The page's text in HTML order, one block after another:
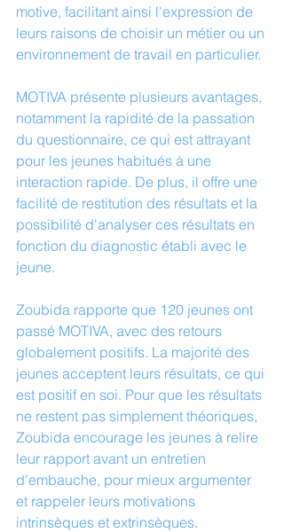
motive, facilitant ainsi l'expression de
leurs raisons de choisir un métier ou un
environnement de travail en particulier.
MOTIVA présente plusieurs avantages,
notamment la rapidité de la passation
du questionnaire, ce qui est attrayant
pour les jeunes habitués à une
interaction rapide. De plus, il offre une
facilité de restitution des résultats et la
possibilité d'analyser ces résultats en
fonction du diagnostic établi avec le
jeune.
Zoubida rapporte que 120 jeunes ont
passé MOTIVA, avec des retours
globalement positifs. La majorité des
jeunes acceptent leurs résultats, ce qui
est positif en soi. Pour que les résultats
ne restent pas simplement théoriques,
Zoubida encourage les jeunes à relire
leur rapport avant un entretien
d'embauche, pour mieux argumenter
et rappeler leurs motivations
intrinsèques et extrinsèques.